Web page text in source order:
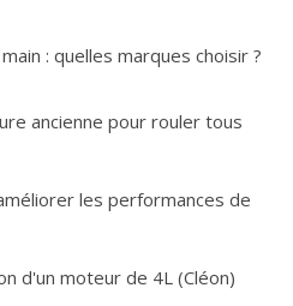
: quelles marques choisir ?
ancienne pour rouler tous
les performances de
d'un moteur de 4L (Cléon)